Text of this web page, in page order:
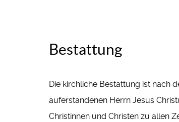
Bestattung
Die kirchliche Bestattung ist nach
auferstandenen Herrn Jesus
Christinnen und Christen zu allen